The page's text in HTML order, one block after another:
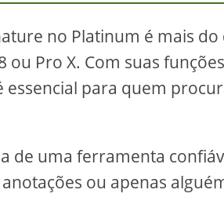
no Platinum é mais
ou Pro X. Com suas
para quem
de uma ferramenta
ou apenas